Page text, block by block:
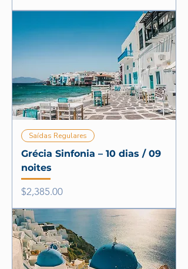
Saídas Regulares
Grécia Sinfonia – 10 dias / 09
noites
Price
$2,385.00